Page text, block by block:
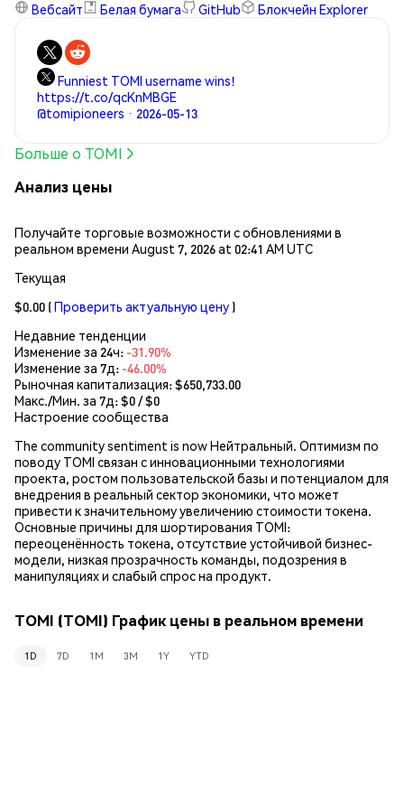
Вебсайт Белая бумага GitHub Блокчейн Explorer
Funniest TOMI username wins!
https://t.co/qcKnMBGE
@tomipioneers · 2026-05-13
Больше о TOMI
Анализ цены
Получайте торговые возможности с обновлениями в
реальном времени August 7, 2026 at 02:41 AM UTC
Текущая
$0.00 (Проверить актуальную цену )
Недавние тенденции
Изменение за 24ч: -31.90%
Изменение за 7д: -46.00%
Рыночная капитализация:$650,733.00
Макс./Мин. за 7д: $0/ $0
Настроение сообщества
The community sentiment is now Нейтральный. Оптимизм по
поводу TOMI связан с инновационными технологиями
проекта, ростом пользовательской базы и потенциалом для
внедрения в реальный сектор экономики, что может
привести к значительному увеличению стоимости токена.
Основные причины для шортирования TOMI:
переоценённость токена, отсутствие устойчивой бизнес-
модели, низкая прозрачность команды, подозрения в
манипуляциях и слабый спрос на продукт.
TOMI (TOMI) График цены в реальном времени
1D 7D 1M 3M 1Y YTD